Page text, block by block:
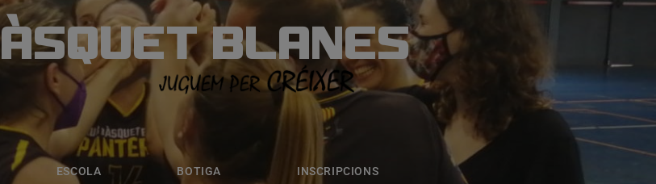
BLANES
ESCOLA BOTIGA
INSCRIPCIONS
BLANES
BOTIGA INSCRIPCIONS